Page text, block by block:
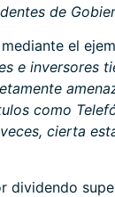
de
el
e inversores
como
cierta